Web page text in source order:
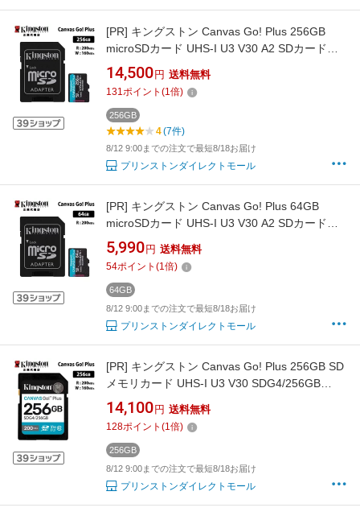
[PR] キングストン Canvas Go! Plus 256GB
microSDカード UHS-I U3 V30 A2 SDカードア
ダプタ付 SDCG4/256GB Kingston microSD マ
イクロSD switch スイッチ ニンテンドースイッ
チ ドローン デジカメ キャンパスゴー メーカー
製品寿命期間保証 国内正規品 キャンセル不可
14,500 円 送料無料
131ポイント (1倍)
256GB
4(7件)
8/12 9:00までの注文で最短8/18お届け
プリンストンダイレクトモール
[PR] キングストン Canvas Go! Plus 64GB
microSDカード UHS-I U3 V30 A2 SDカードア
ダプタ付 SDCG4/64GB Kingston microSD マイ
クロSD switch スイッチ ニンテンドースイッチ
ドローン デジカメ キャンパスゴー メーカー製
品寿命期間保証 国内正規品 キャンセル不可
5,990 円 送料無料
54ポイント (1倍)
64GB
8/12 9:00までの注文で最短8/18お届け
プリンストンダイレクトモール
[PR] キングストン Canvas Go! Plus 256GB SD
メモリカード UHS-I U3 V30 SDG4/256GB
Kingston SDカード DSLR 一眼 ミラーレス 4K
メーカー製品寿命期間保証 国内正規品 キャン
セル不可
14,100 円 送料無料
128ポイント (1倍)
256GB
8/12 9:00までの注文で最短8/18お届け
プリンストンダイレクトモール